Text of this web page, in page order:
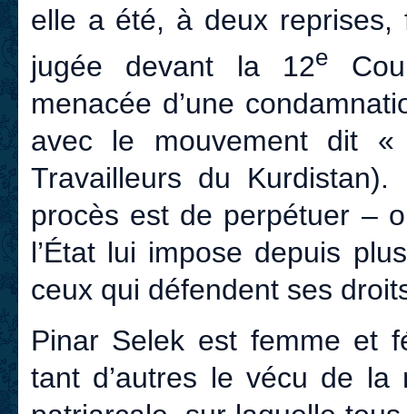
elle a été, à deux reprises,
jugée devant la 12e
menacée d’une
avec le mouvement dit
Travailleurs du
procès est de perpétuer –
l’État lui impose depuis
ceux qui défendent ses
Pinar Selek est femme et
tant d’autres le vécu de la